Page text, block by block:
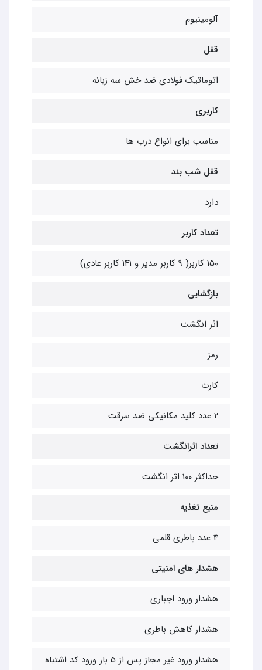
آلومینیوم
قفل
اتوماتیک فولادی ضد خش سه زبانه
کاربری
مناسب برای انواع درب ها
قفل شب بند
دارد
تعداد کاربر
۱۵۰ کاربر( ۹ کاربر مدیر و ۱۴۱ کاربر عادی)
بازگشایی
اثر انگشت
رمز
کارت
2 عدد کلید مکانیکی ضد سرقت
تعداد اثرانگشت
حداکثر 100 اثر انگشت
منبع تغذیه
4 عدد باطری قلمی
هشدار های امنیتی
هشدار ورود اجباری
هشدار کاهش باطری
هشدار ورود غیر مجاز پس از 5 بار ورود کد اشتباه